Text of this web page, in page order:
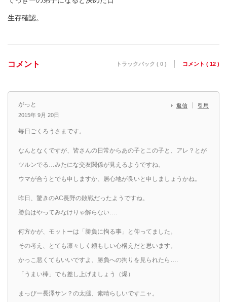
生存確認。
コメント トラックバック ( 0 ) コメント ( 12 )
がっと
2015年 9月 20日
返信 引用
毎日ごくろうさまです。
なんとなくですが、皆さんの日常からあの子とこの子と、アレ？とが
ツルンでる…みたにな交友関係が見えるようですね。
ウマが合うとでも申しますか、居心地が良いと申しましょうかね。
昨日、驚きのAC長野の敗戦だったようですね。
勝負はやってみなけりゃ解らない….
何方かが、モットーは「勝負に拘る事」と仰ってました。
その考え、とても凛々しく頼もしい心構えだと思います。
かっこ悪くてもいいですよ、勝負への拘りを見られたら….
「うまい棒」でも差し上げましょう（爆）
まっぴー長澤サン？の太腿、素晴らしいですニャ。